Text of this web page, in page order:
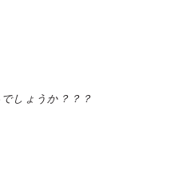
しょうか？？？